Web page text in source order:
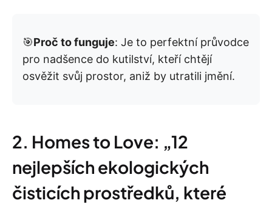
🎯Proč to funguje: Je to perfektní průvodce
pro nadšence do kutilství, kteří chtějí
osvěžit svůj prostor, aniž by utratili jmění.
2. Homes to Love: „12
nejlepších ekologických
čisticích prostředků, které